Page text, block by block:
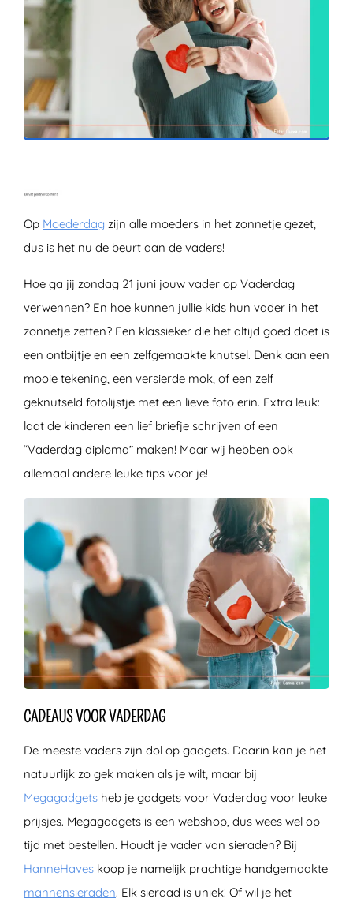
ZOEKEN
Op Moederdag zijn alle moeders in het zonnetje gezet,
dus is het nu de beurt aan de vaders!
Hoe ga jij zondag 21 juni jouw vader op Vaderdag
verwennen? En hoe kunnen jullie kids hun vader in het
zonnetje zetten? Een klassieker die het altijd goed doet is
een ontbijtje en een zelfgemaakte knutsel. Denk aan een
mooie tekening, een versierde mok, of een zelf
geknutseld fotolijstje met een lieve foto erin. Extra leuk:
laat de kinderen een lief briefje schrijven of een
“Vaderdag diploma” maken! Maar wij hebben ook
allemaal andere leuke tips voor je!
CADEAUS VOOR VADERDAG
De meeste vaders zijn dol op gadgets. Daarin kan je het
natuurlijk zo gek maken als je wilt, maar bij
Megagadgets heb je gadgets voor Vaderdag voor leuke
prijsjes. Megagadgets is een webshop, dus wees wel op
tijd met bestellen. Houdt je vader van sieraden? Bij
HanneHaves koop je namelijk prachtige handgemaakte
mannensieraden. Elk sieraad is uniek! Of wil je het